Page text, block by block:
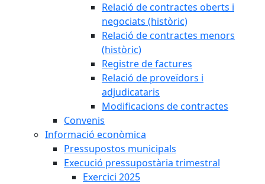
Relació de contractes oberts i
negociats (històric)
Relació de contractes menors
(històric)
Registre de factures
Relació de proveïdors i
adjudicataris
Modificacions de contractes
Convenis
Informació econòmica
Pressupostos municipals
Execució pressupostària trimestral
Exercici 2025